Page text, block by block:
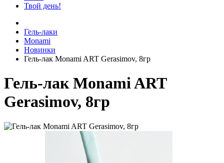
Твой день!
Гель-лаки
Monami
Новинки
Гель-лак Monami ART Gerasimov, 8гр
Гель-лак Monami ART
Gerasimov, 8гр